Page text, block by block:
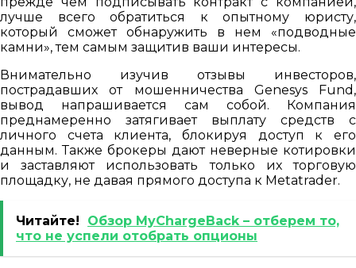
лучше всего обратиться к опытному юристу,
который сможет обнаружить в нем «подводные
камни», тем самым защитив ваши интересы.
Внимательно изучив отзывы инвесторов,
пострадавших от мошенничества Genesys Fund,
вывод напрашивается сам собой. Компания
преднамеренно затягивает выплату средств с
личного счета клиента, блокируя доступ к его
данным. Также брокеры дают неверные котировки
и заставляют использовать только их торговую
площадку, не давая прямого доступа к Metatrader.
Читайте!
Обзор MyChargeBack – отберем то,
что не успели отобрать опционы